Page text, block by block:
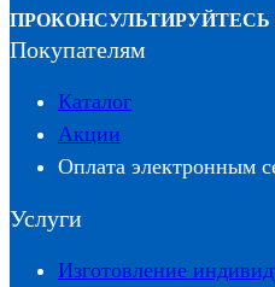
ПРОКОНСУЛЬТИРУЙТЕСЬ
Покупателям
Каталог
Акции
Оплата электронным
Услуги
Изготовление